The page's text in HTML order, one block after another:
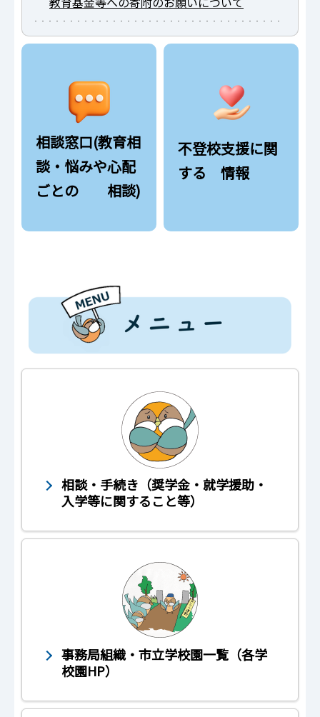
相談窓口(教育相
談・悩みや心配
ごとの 相談)
不登校支援に関
する 情報
相談・手続き（奨学金・就学援助・
入学等に関すること等）
事務局組織・市立学校園一覧（各学
校園HP）